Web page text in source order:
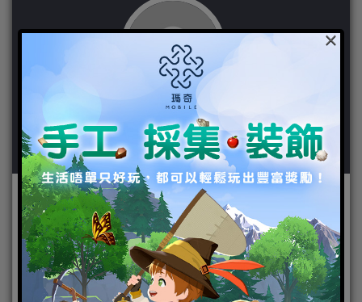
作者： 粉紅大少爺
×